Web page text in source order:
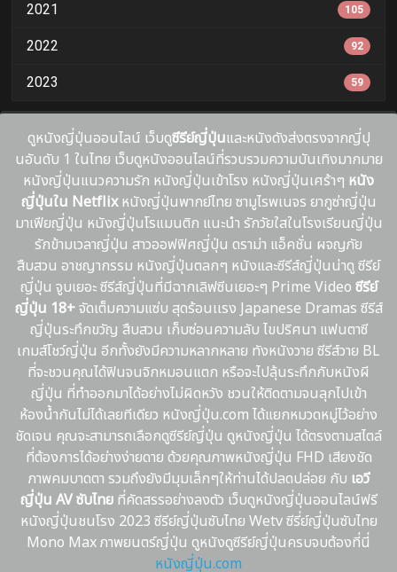
2021 105
2022 92
2023 59
ดูหนังญี่ปุ่นออนไลน์ เว็บดูซีรีย์ญี่ปุ่นและหนังดังส่งตรงจากญี่ปุ
นอันดับ 1 ในไทย เว็บดูหนังออนไลน์ที่รวบรวมความบันเทิงมากมาย
หนังญี่ปุ่นแนวความรัก หนังญี่ปุ่นเข้าโรง หนังญี่ปุ่นเศร้าๆ หนัง
ญี่ปุ่นใน Netflixหนังญี่ปุ่นพากย์ไทย ซามูไรพเนจร ยากูซ่าญี่ปุ่น
มาเฟียญี่ปุ่น หนังญี่ปุ่นโรแมนติก แนะนํา รักวัยใสในโรงเรียนญี่ปุ่น
รักข้ามเวลาญี่ปุ่น สาวออฟฟิศญี่ปุ่น ดราม่า แอ็คชั่น ผจญภัย
สืบสวน อาชญากรรม หนังญี่ปุ่นตลกๆ หนังและซีรีส์ญี่ปุ่นน่าดู ซีรีย์
ญี่ปุ่น จูบเยอะ ซีรีส์ญี่ปุ่นที่มีฉากเลิฟซีนเยอะๆ Prime Video ซีรีย์
ญี่ปุ่น 18+จัดเต็มความแซ่บ สุดร้อนเเรง Japanese Dramas ซีรีส์
ญี่ปุ่นระทึกขวัญ สืบสวน เก็บซ่อนความลับ ไขปริศนา แฟนตาซี
เกมส์โชว์ญี่ปุ่น อีกทั้งยังมีความหลากหลาย ทังหนังวาย ซีรีส์วาย BL
ที่จะชวนคุณได้ฟินจนจิกหมอนแตก หรือจะไปลุ้นระทึกกับหนังผี
ญี่ปุ่น ที่ทำออกมาได้อย่างไม่ผิดหวัง ชวนให้ติดตามจนลุกไปเข้า
ห้องน้ำกันไม่ได้เลยทีเดียว หนังญี่ปุ่น.com ได้แยกหมวดหมู่ไว้อย่าง
ชัดเจน คุณจะสามารถเลือกดูซีรีย์ญี่ปุ่น ดูหนังญี่ปุ่น ได้ตรงตามสไตล์
ที่ต้องการได้อย่างง่ายดาย ด้วยคุณภาพหนังญี่ปุ่น FHD เสียงชัด
ภาพคมบาดตา รวมถึงยังมีมุมเล็กๆให้ท่านได้ปลดปล่อย กับ เอวี
ญี่ปุ่น AV ซับไทยที่คัดสรรอย่างลงตัว เว็บดูหนังญี่ปุ่นออนไลน์ฟรี
หนังญี่ปุ่นชนโรง 2023 ซีรีย์ญี่ปุ่นซับไทย Wetv ซีรี่ย์ญี่ปุ่นซับไทย
Mono Max ภาพยนตร์ญี่ปุ่น ดูหนังดูซีรีย์ญี่ปุ่นครบจบต้องที่นี่
หนังญี่ปุ่น.com